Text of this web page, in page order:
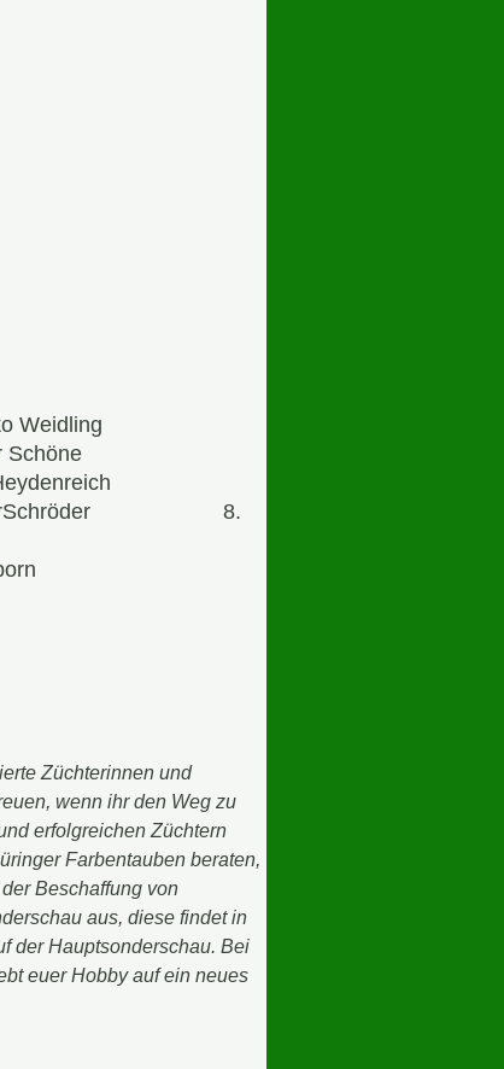
8.
Züchterinnen und
wenn ihr den Weg zu
erfolgreichen Züchtern
Farbentauben beraten,
Beschaffung von
aus, diese findet in
der Hauptsonderschau. Bei
euer Hobby auf ein neues